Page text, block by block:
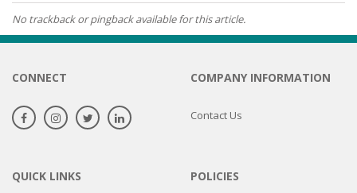
No trackback or pingback available for this article.
CONNECT COMPANY INFORMATION
Contact Us
QUICK LINKS POLICIES